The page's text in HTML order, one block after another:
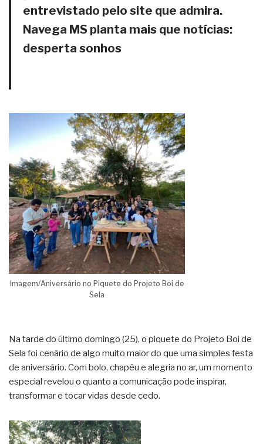
entrevistado pelo site que admira.
Navega MS planta mais que notícias:
desperta sonhos
Imagem/Aniversário no Piquete do Projeto Boi de
Sela
Na tarde do último domingo (25), o piquete do Projeto Boi de
Sela foi cenário de algo muito maior do que uma simples festa
de aniversário. Com bolo, chapéu e alegria no ar, um momento
especial revelou o quanto a comunicação pode inspirar,
transformar e tocar vidas desde cedo.